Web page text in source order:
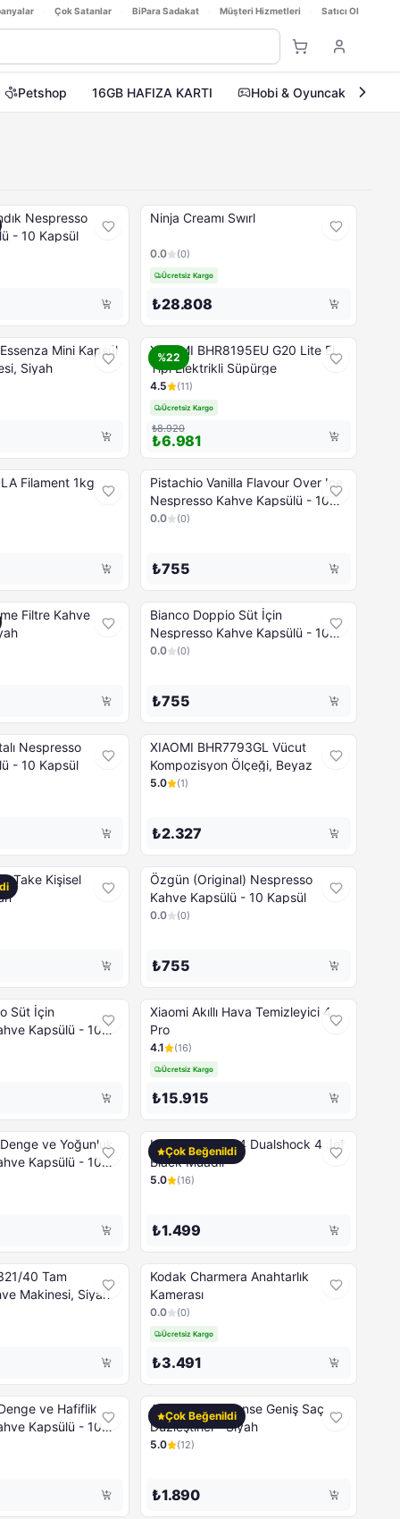
Çok Satanlar BiPara Sadakat Müşteri Hizmetleri Satıcı Ol
Petshop 16GB HAFIZA KARTI Hobi & Oyuncak
- 10 Kapsül
Ninja Creamı Swırl
0.0 (0)
Ücretsiz Kargo
₺28.808
Mini Kapsül
Siyah
%22
XIAOMI BHR8195EU G20 Lite El
Tipi Elektrikli Süpürge
4.5 (11)
Ücretsiz Kargo
₺8.920
₺6.981
Filament 1kg
Pistachio Vanilla Flavour Over Ice
Nespresso Kahve Kapsülü - 10
Kapsül
0.0 (0)
₺755
Filtre Kahve
Bianco Doppio Süt İçin
Nespresso Kahve Kapsülü - 10
Kapsül
0.0 (0)
₺755
- 10 Kapsül
XIAOMI BHR7793GL Vücut
Kompozisyon Ölçeği, Beyaz
5.0 (1)
₺2.327
Take Kişisel
Özgün (Original) Nespresso
Kahve Kapsülü - 10 Kapsül
0.0 (0)
₺755
Süt İçin
Kapsülü - 10
Xiaomi Akıllı Hava Temizleyici 4
Pro
4.1 (16)
Ücretsiz Kargo
₺15.915
ve Yoğunluk
Kapsülü - 10
Çok Beğenildi
Konsol Sony Ps4 Dualshock 4 Jet
Black Muadil
5.0 (16)
₺1.499
40 Tam
Makinesi, Siyah
Kodak Charmera Anahtarlık
Kamerası
0.0 (0)
Ücretsiz Kargo
₺3.491
ve Hafiflik
Kapsülü - 10
Çok Beğenildi
Arzum Mona Sense Geniş Saç
Düzleştirici - Siyah
5.0 (12)
₺1.890